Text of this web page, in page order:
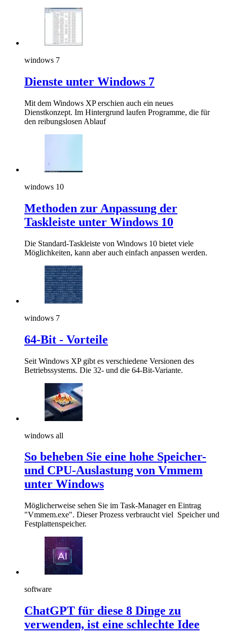
windows 7
Dienste unter Windows 7
Mit dem Windows XP erschien auch ein neues
Dienstkonzept. Im Hintergrund laufen Programme, die für
den reibungslosen Ablauf
windows 10
Methoden zur Anpassung der
Taskleiste unter Windows 10
Die Standard-Taskleiste von Windows 10 bietet viele
Möglichkeiten, kann aber auch einfach anpassen werden.
windows 7
64-Bit - Vorteile
Seit Windows XP gibt es verschiedene Versionen des
Betriebssystems. Die 32- und die 64-Bit-Variante.
windows all
So beheben Sie eine hohe Speicher-
und CPU-Auslastung von Vmmem
unter Windows
Möglicherweise sehen Sie im Task-Manager en Eintrag
"Vmmem.exe". Dieser Prozess verbraucht viel Speicher und
Festplattenspeicher.
software
ChatGPT für diese 8 Dinge zu
verwenden, ist eine schlechte Idee